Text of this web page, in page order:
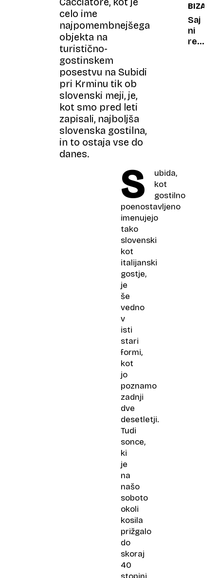
celo ime
najpomembnejšega
objekta na
turistično-
gostinskem
posestvu na Subidi
pri Krminu tik ob
slovenski meji, je,
kot smo pred leti
zapisali, najboljša
slovenska gostilna,
in to ostaja vse do
danes.
S
ubida,
kot
gostilno
poenostavljeno
imenujejo
tako
slovenski
kot
italijanski
gostje,
je
še
vedno
v
isti
stari
formi,
kot
jo
poznamo
zadnji
dve
desetletji.
Tudi
sonce,
ki
je
na
našo
soboto
okoli
kosila
prižgalo
do
skoraj
40
so
zdaj
Saj
ni
res,